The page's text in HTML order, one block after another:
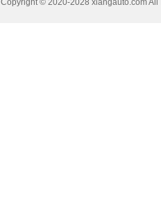
Copyright © 2020-2028 xiangauto.com